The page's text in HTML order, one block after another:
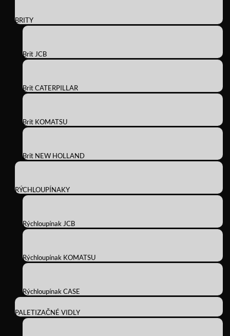
BRITY
Brit JCB
Brit CATERPILLAR
Brit KOMATSU
Brit NEW HOLLAND
RÝCHLOUPÍNAKY
Rýchloupínak JCB
Rýchloupínak KOMATSU
Rýchloupínak CASE
PALETIZAČNÉ VIDLY